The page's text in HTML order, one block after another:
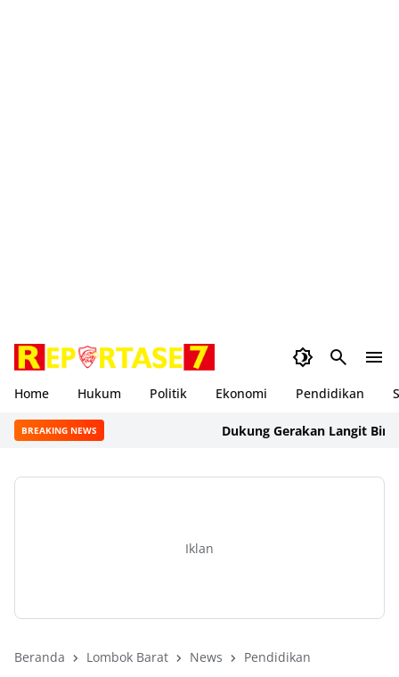
Home Hukum Politik Ekonomi Pendidikan
BREAKING NEWS Dukung Gerakan Langit Biru
Iklan
Beranda Lombok Barat News Pendidikan